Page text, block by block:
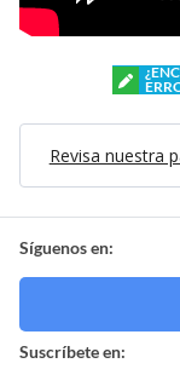
Revisa nuestra
Síguenos en:
Suscríbete en: